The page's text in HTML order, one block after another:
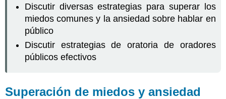
Discutir diversas estrategias para superar los
miedos comunes y la ansiedad sobre hablar en
público
Discutir estrategias de oratoria de oradores
públicos efectivos
Superación de miedos y ansiedad